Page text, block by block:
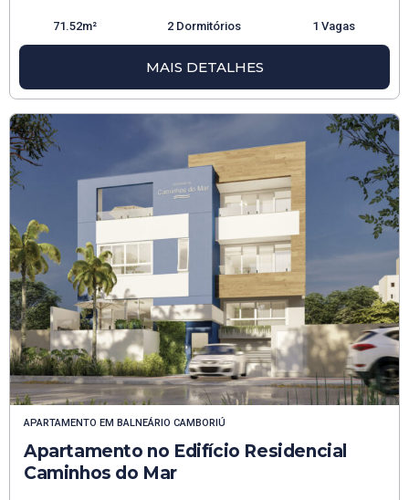
71.52m² 2 Dormitórios 1 Vagas
MAIS DETALHES
APARTAMENTO EM BALNEÁRIO CAMBORIÚ
Apartamento no Edifício Residencial
Caminhos do Mar